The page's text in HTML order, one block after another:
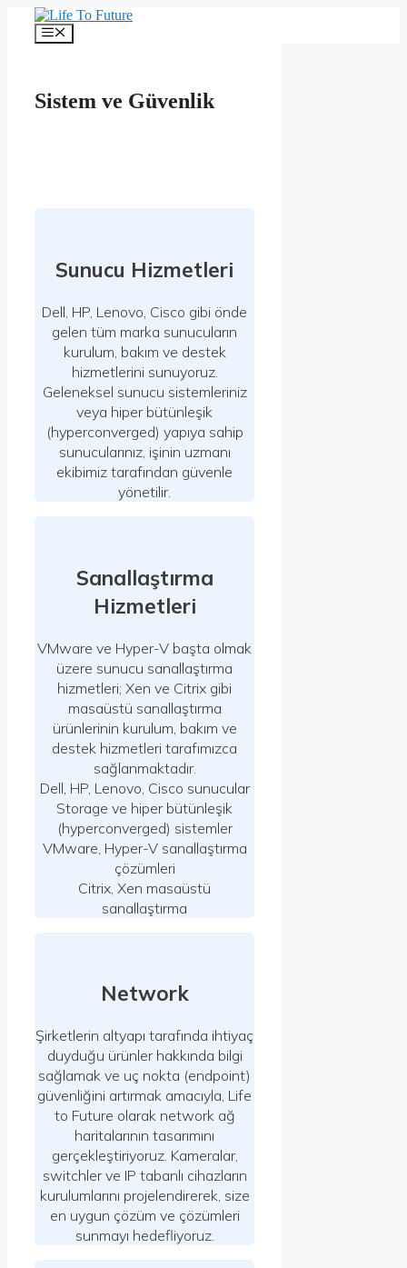
İçeriğe
Menü
Sistem ve Güvenlik
Sunucu Hizmetleri
Dell, HP, Lenovo, Cisco gibi önde
gelen tüm marka sunucuların
kurulum, bakım ve destek
hizmetlerini sunuyoruz.
Geleneksel sunucu sistemleriniz
veya hiper bütünleşik
(hyperconverged) yapıya sahip
sunucularınız, işinin uzmanı
ekibimiz tarafından güvenle
yönetilir.
Sanallaştırma
Hizmetleri
VMware ve Hyper-V başta olmak
üzere sunucu sanallaştırma
hizmetleri; Xen ve Citrix gibi
masaüstü sanallaştırma
ürünlerinin kurulum, bakım ve
destek hizmetleri tarafımızca
sağlanmaktadır.
Dell, HP, Lenovo, Cisco sunucular
Storage ve hiper bütünleşik
(hyperconverged) sistemler
VMware, Hyper-V sanallaştırma
çözümleri
Citrix, Xen masaüstü
sanallaştırma
Network
Şirketlerin altyapı tarafında ihtiyaç
duyduğu ürünler hakkında bilgi
sağlamak ve uç nokta (endpoint)
güvenliğini artırmak amacıyla, Life
to Future olarak network ağ
haritalarının tasarımını
gerçekleştiriyoruz. Kameralar,
switchler ve IP tabanlı cihazların
kurulumlarını projelendirerek, size
en uygun çözüm ve çözümleri
sunmayı hedefliyoruz.